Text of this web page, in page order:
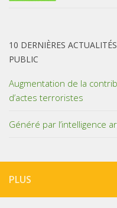
10 DERNIÈRES
PUBLIC
Augmentation de la
d’actes terroristes
Généré par l’intelligence
PLUS